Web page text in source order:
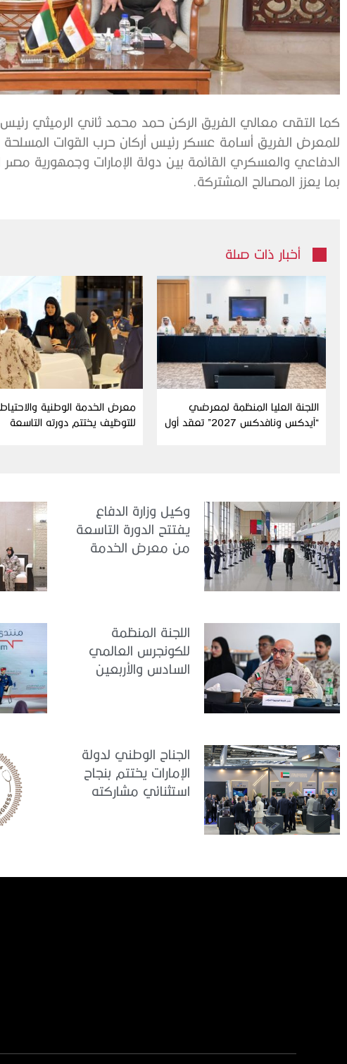
كما التقى معالي الفريق الركن حمد محمد ثاني الرميثي
للمعرض الفريق أسامة عسكر رئيس أركان حرب القوات المسلحة
الدفاعي والعسكري القائمة بين دولة الإمارات وجمهورية مصر
بما يعزز المصالح المشتركة.
أخبار ذات صلة
اللجنة العليا المنظمة لمعرضي
“آيدكس ونافدكس 2027” تعقد أول
معرض الخدمة الوطنية
للتوظيف يختتم دورته التاسعة
وكيل وزارة الدفاع
يفتتح الدورة التاسعة
من معرض الخدمة
اللجنة المنظمة
للكونجرس العالمي
السادس والأربعين
الجناح الوطني لدولة
الإمارات يختتم بنجاح
استثنائي مشاركته